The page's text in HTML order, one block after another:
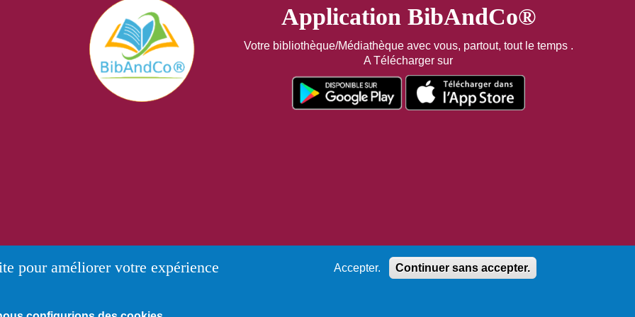
Application BibAndCo®
Votre bibliothèque/Médiathèque avec vous, partout, tout le temps .
A Télécharger sur
pour améliorer votre expérience
Accepter. Continuer sans accepter.